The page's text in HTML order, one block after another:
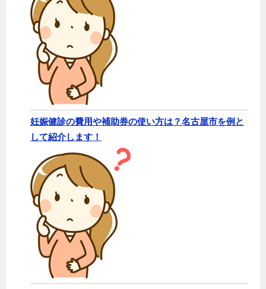
妊娠健診の費用や補助券の使い方は？名古屋市を例と
して紹介します！